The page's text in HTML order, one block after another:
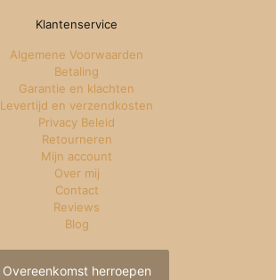
Klantenservice
Algemene Voorwaarden
Betaling
Garantie en klachten
Levertijd en verzendkosten
Privacy Beleid
Retourneren
Mijn account
Over mij
Contact
Reviews
Blog
Overeenkomst herroepen